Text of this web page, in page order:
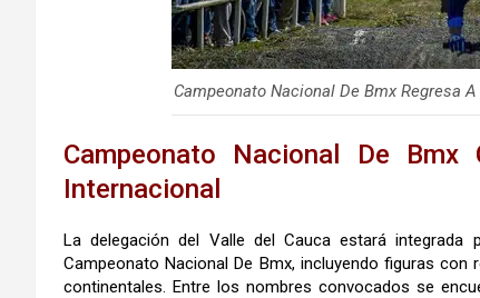
Campeonato Nacional De Bmx Regresa
Campeonato Nacional De
Internacional
La delegación del Valle del Cauca estará
Campeonato Nacional De Bmx, incluyendo figuras con
continentales. Entre los nombres convocados se